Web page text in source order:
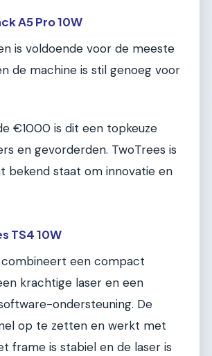
A5 Pro 10W
is voldoende voor de meeste
de machine is stil genoeg voor
€1000 is dit een topkeuze
en gevorderden. TwoTrees is
bekend staat om innovatie en
TS4 10W
combineert een compact
krachtige laser en een
ondersteuning. De
op te zetten en werkt met
frame is stabiel en de laser is